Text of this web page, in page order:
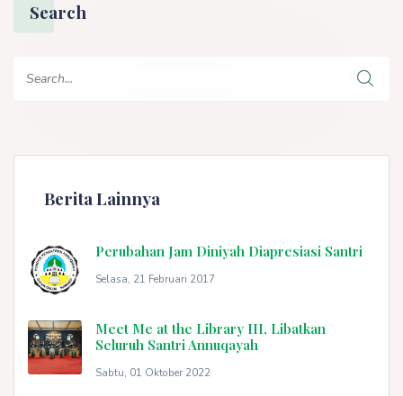
Search
Berita Lainnya
Perubahan Jam Diniyah Diapresiasi Santri
Selasa, 21 Februari 2017
Meet Me at the Library III, Libatkan
Seluruh Santri Annuqayah
Sabtu, 01 Oktober 2022